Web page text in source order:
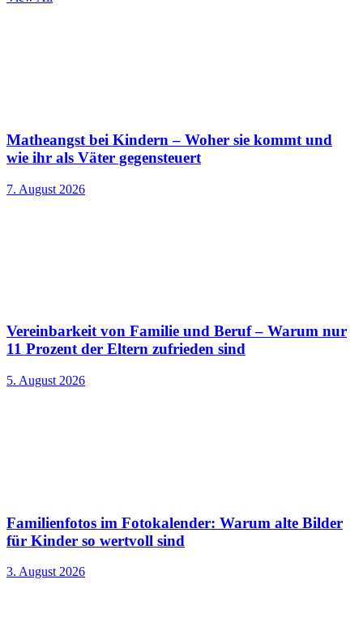
Matheangst bei Kindern – Woher sie kommt und
wie ihr als Väter gegensteuert
7. August 2026
Vereinbarkeit von Familie und Beruf – Warum nur
11 Prozent der Eltern zufrieden sind
5. August 2026
Familienfotos im Fotokalender: Warum alte Bilder
für Kinder so wertvoll sind
3. August 2026